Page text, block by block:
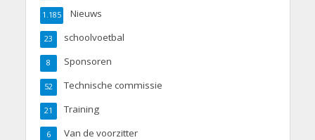
Nieuws
1.185
schoolvoetbal
23
Sponsoren
8
Technische commissie
52
Training
21
Van de voorzitter
6